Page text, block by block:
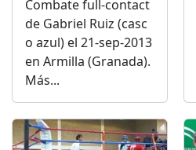
Combate full-contact
de Gabriel Ruiz (casc
o azul) el 21-sep-2013
en Armilla (Granada).
Más...